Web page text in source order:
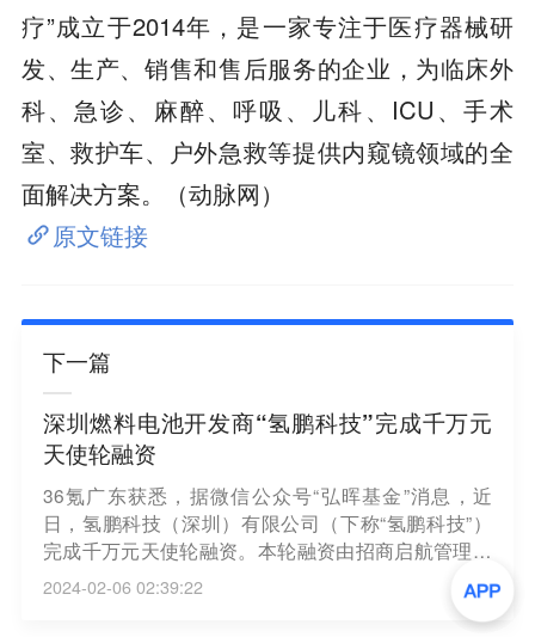
疗”成立于2014年，是一家专注于医疗器械研
发、生产、销售和售后服务的企业，为临床外
科、急诊、麻醉、呼吸、儿科、ICU、手术
室、救护车、户外急救等提供内窥镜领域的全
面解决方案。（动脉网）
原文链接
下一篇
深圳燃料电池开发商“氢鹏科技”完成千万元
天使轮融资
36氪广东获悉，据微信公众号“弘晖基金”消息，近
日，氢鹏科技（深圳）有限公司（下称“氢鹏科技”）
完成千万元天使轮融资。本轮融资由招商启航管理的
扬帆致远基金和弘晖基金联合投资。本次融资将用于
加速固体氧化物燃料电池热电联供系统和固体氧化物
2024-02-06 02:39:22